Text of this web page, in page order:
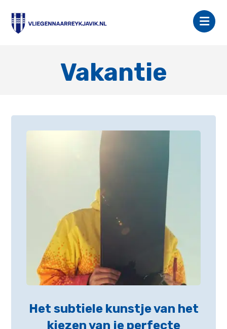
Vakantie
Het subtiele kunstje van het
kiezen van je perfecte